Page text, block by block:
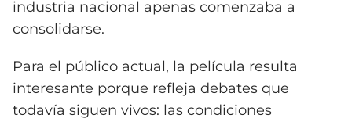
industria nacional apenas comenzaba a
consolidarse.
Para el público actual, la película resulta
interesante porque refleja debates que
todavía siguen vivos: las condiciones